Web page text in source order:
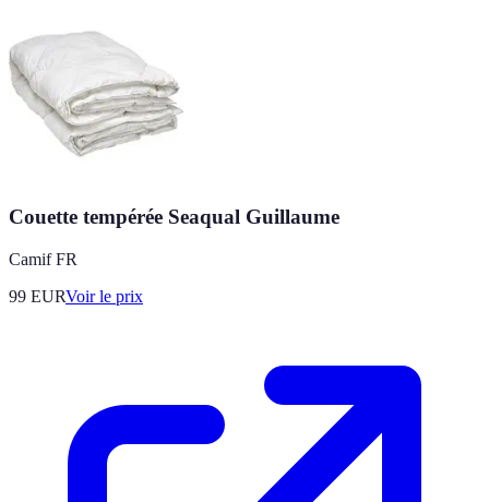
Couette tempérée Seaqual Guillaume
Camif FR
99 EURVoir le prix